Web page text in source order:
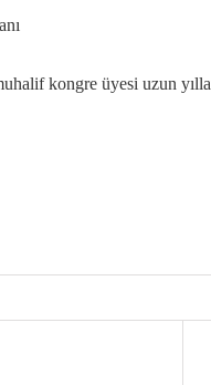
kongre üyesi uzun